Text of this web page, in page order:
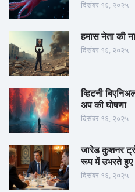
दिसंबर १६, २०२५
हमास नेता की
दिसंबर १६, २०२५
व्हिटनी
अप की घोषणा
दिसंबर १६, २०२५
जारेड कुशनर
रूप में उभरते हुए
दिसंबर १६, २०२५